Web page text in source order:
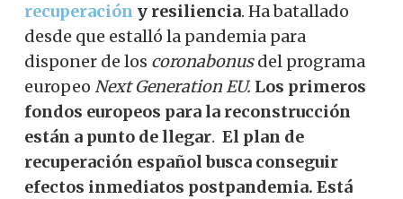
recuperación y resiliencia. Ha batallado
desde que estalló la pandemia para
disponer de los coronabonusdel programa
europeo Next Generation EU. Los primeros
fondos europeos para la reconstrucción
están a punto de llegar. El plan de
recuperación español busca conseguir
efectos inmediatos postpandemia. Está